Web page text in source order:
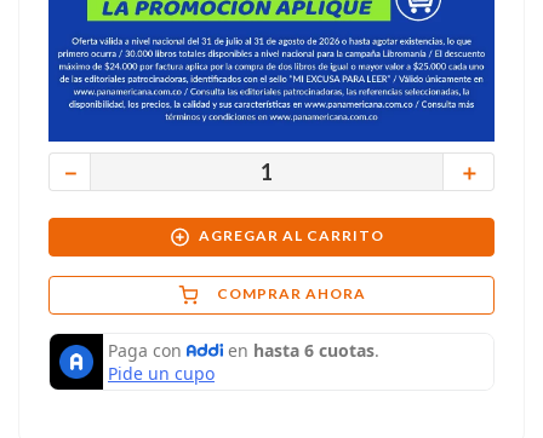
＋
－
AGREGAR AL CARRITO
COMPRAR AHORA